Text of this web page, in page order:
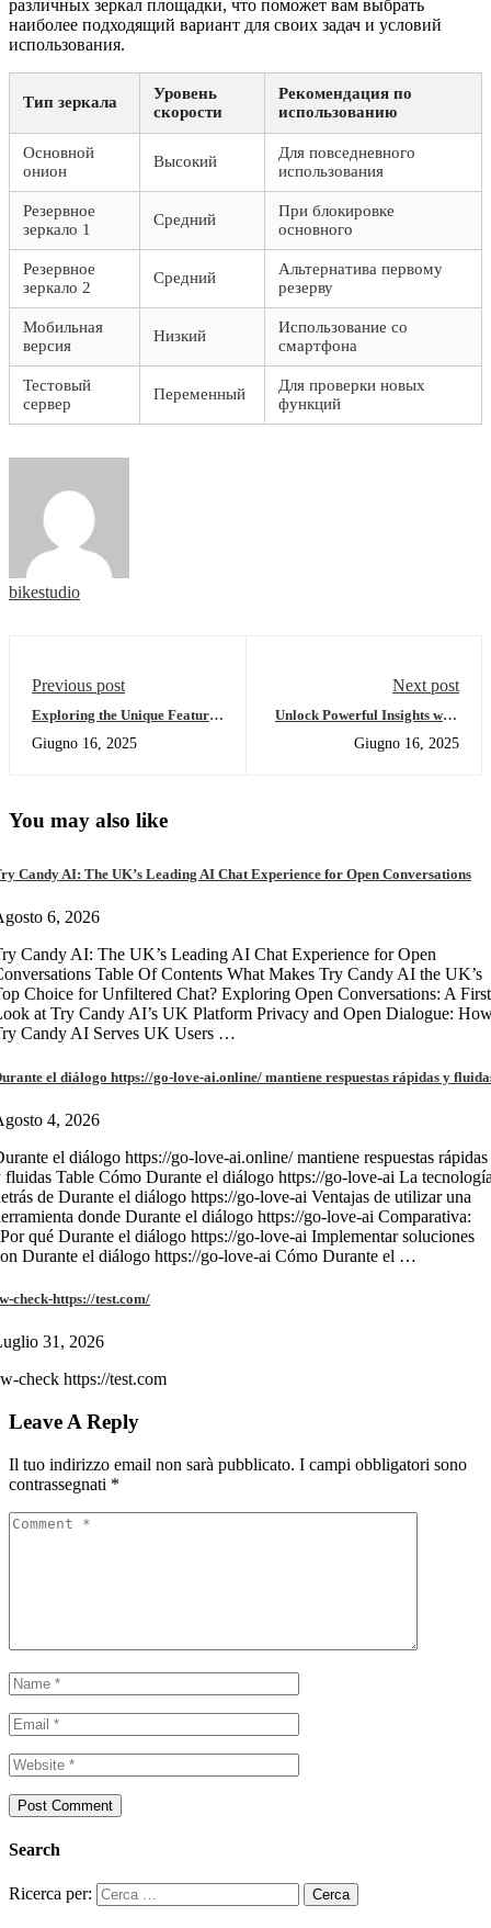
различных зеркал площадки, что поможет вам выбрать
наиболее подходящий вариант для своих задач и условий
использования.
Тип зеркала
Уровень
скорости
Рекомендация по
использованию
Основной
онион
Высокий
Для повседневного
использования
Резервное
зеркало 1
Средний
При блокировке
основного
Резервное
зеркало 2
Средний
Альтернатива первому
резерву
Мобильная
версия
Низкий
Использование со
смартфона
Тестовый
сервер
Переменный
Для проверки новых
функций
bikestudio
Previous post
Exploring the Unique Features
Giugno 16, 2025
Next post
Unlock Powerful Insights with
Giugno 16, 2025
You may also like
Candy AI: The UK’s Leading AI Chat Experience for Open Conversations
6, 2026
Candy AI: The UK’s Leading AI Chat Experience for Open
Table Of Contents What Makes Try Candy AI the UK’s
Choice for Unfiltered Chat? Exploring Open Conversations: A First
at Try Candy AI’s UK Platform Privacy and Open Dialogue:
Candy AI Serves UK Users …
el diálogo https://go-love-ai.online/ mantiene respuestas rápidas y
4, 2026
el diálogo https://go-love-ai.online/ mantiene respuestas rápidas
fluidas Table Cómo Durante el diálogo https://go-love-ai La
de Durante el diálogo https://go-love-ai Ventajas de utilizar una
donde Durante el diálogo https://go-love-ai Comparativa:
qué Durante el diálogo https://go-love-ai Implementar soluciones
Durante el diálogo https://go-love-ai Cómo Durante el …
check-https://test.com/
31, 2026
check https://test.com
Leave A Reply
Il tuo indirizzo email non sarà pubblicato. I campi obbligatori sono
contrassegnati *
Search
Ricerca per: